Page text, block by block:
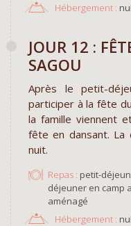
Hébergement :
JOUR 12 :
SAGOU
Après le petit-
participer à la fête
la famille viennent
fête en dansant. La
nuit.
Repas : petit-
déjeuner en camp
aménagé
Hébergement :